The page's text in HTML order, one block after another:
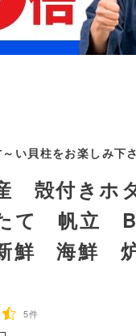
い貝柱をお楽しみ下
殻付き
て 帆立
鮮 海鮮
5件